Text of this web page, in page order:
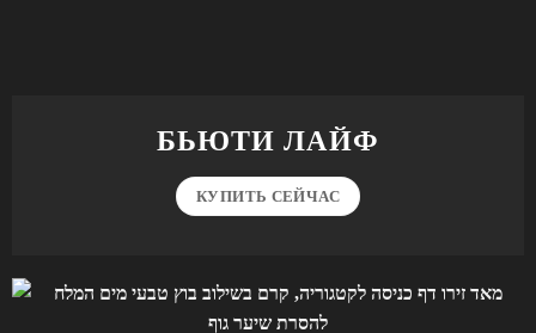
БЬЮТИ ЛАЙФ
КУПИТЬ СЕЙЧАС